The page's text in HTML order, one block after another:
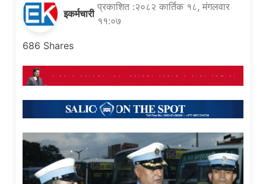
इकर्मचारी
प्रकाशित :२०८२ कार्तिक १८, मंगलवार
११:०७
686 Shares